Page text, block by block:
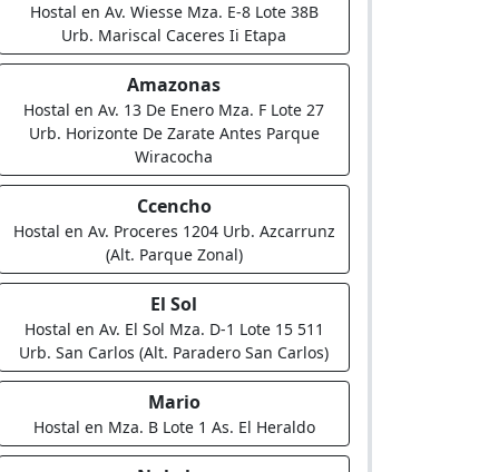
Hostal en Av. Wiesse Mza. E-8 Lote 38B
Urb. Mariscal Caceres Ii Etapa
Amazonas
Hostal en Av. 13 De Enero Mza. F Lote 27
Urb. Horizonte De Zarate Antes Parque
Wiracocha
Ccencho
Hostal en Av. Proceres 1204 Urb. Azcarrunz
(Alt. Parque Zonal)
El Sol
Hostal en Av. El Sol Mza. D-1 Lote 15 511
Urb. San Carlos (Alt. Paradero San Carlos)
Mario
Hostal en Mza. B Lote 1 As. El Heraldo